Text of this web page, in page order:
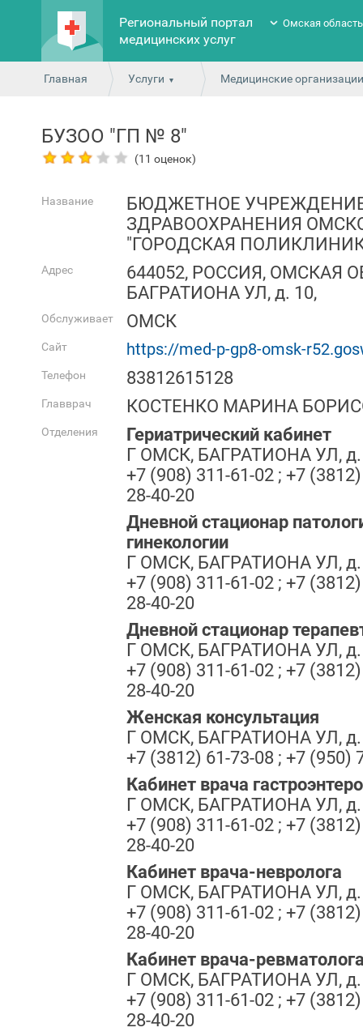
Региональный портал
медицинских услуг
Омская область
Главная Услуги Медицинские
БУЗОО "ГП № 8"
(11 оценок)
Название
БЮДЖЕТНОЕ
ЗДРАВООХРАНЕНИЯ
"ГОРОДСКАЯ
Адрес
644052, РОССИЯ, ОМСКАЯ
БАГРАТИОНА УЛ, д. 10,
Обслуживает ОМСК
Сайт https://med-p-gp8-omsk-
Телефон 83812615128
Главврач КОСТЕНКО МАРИНА
Отделения
Гериатрический кабинет
Г ОМСК, БАГРАТИОНА УЛ, д.
+7 (908) 311-61-02 ; +7
28-40-20
Дневной стационар
гинекологии
Г ОМСК, БАГРАТИОНА УЛ, д.
+7 (908) 311-61-02 ; +7
28-40-20
Дневной стационар
Г ОМСК, БАГРАТИОНА УЛ, д.
+7 (908) 311-61-02 ; +7
28-40-20
Женская консультация
Г ОМСК, БАГРАТИОНА УЛ, д.
+7 (3812) 61-73-08 ; +7 (950)
Кабинет врача
Г ОМСК, БАГРАТИОНА УЛ, д.
+7 (908) 311-61-02 ; +7
28-40-20
Кабинет врача-невролога
Г ОМСК, БАГРАТИОНА УЛ, д.
+7 (908) 311-61-02 ; +7
28-40-20
Кабинет врача-
Г ОМСК, БАГРАТИОНА УЛ, д.
+7 (908) 311-61-02 ; +7
28-40-20